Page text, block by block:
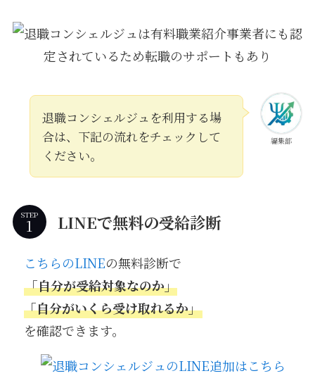
編集部
退職コンシェルジュを利用する場
合は、下記の流れをチェックして
ください。
STEP LINEで無料の受給診断
こちらのLINEの無料診断で
「自分が受給対象なのか」
「自分がいくら受け取れるか」
を確認できます。